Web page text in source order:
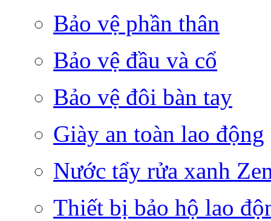
Bảo vệ phần thân
Bảo vệ đầu và cổ
Bảo vệ đôi bàn tay
Giày an toàn lao động
Nước tẩy rửa xanh
Thiết bị bảo hộ lao